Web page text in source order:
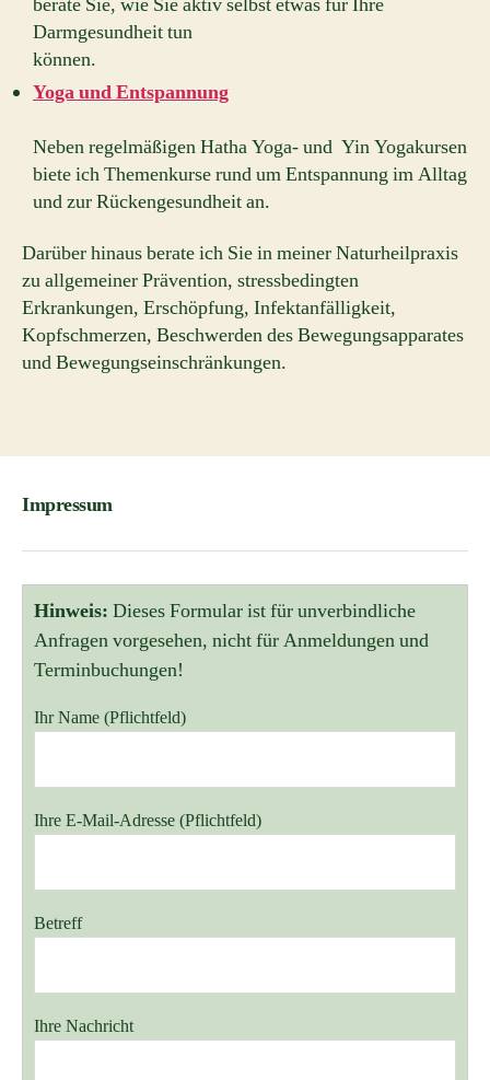
Darmgesundheit tun
können.
Yoga und Entspannung
Neben regelmäßigen Hatha Yoga- und Yin Yogakursen
biete ich Themenkurse rund um Entspannung im Alltag
und zur Rückengesundheit an.
Darüber hinaus berate ich Sie in meiner Naturheilpraxis
zu allgemeiner Prävention, stressbedingten
Erkrankungen, Erschöpfung, Infektanfälligkeit,
Kopfschmerzen, Beschwerden des Bewegungsapparates
und Bewegungseinschränkungen.
Impressum
Hinweis: Dieses Formular ist für unverbindliche
Anfragen vorgesehen, nicht für Anmeldungen und
Terminbuchungen!
Ihr Name (Pflichtfeld)
Bitte lasse dieses Feld leer.
Ihre E-Mail-Adresse (Pflichtfeld)
Betreff
Ihre Nachricht